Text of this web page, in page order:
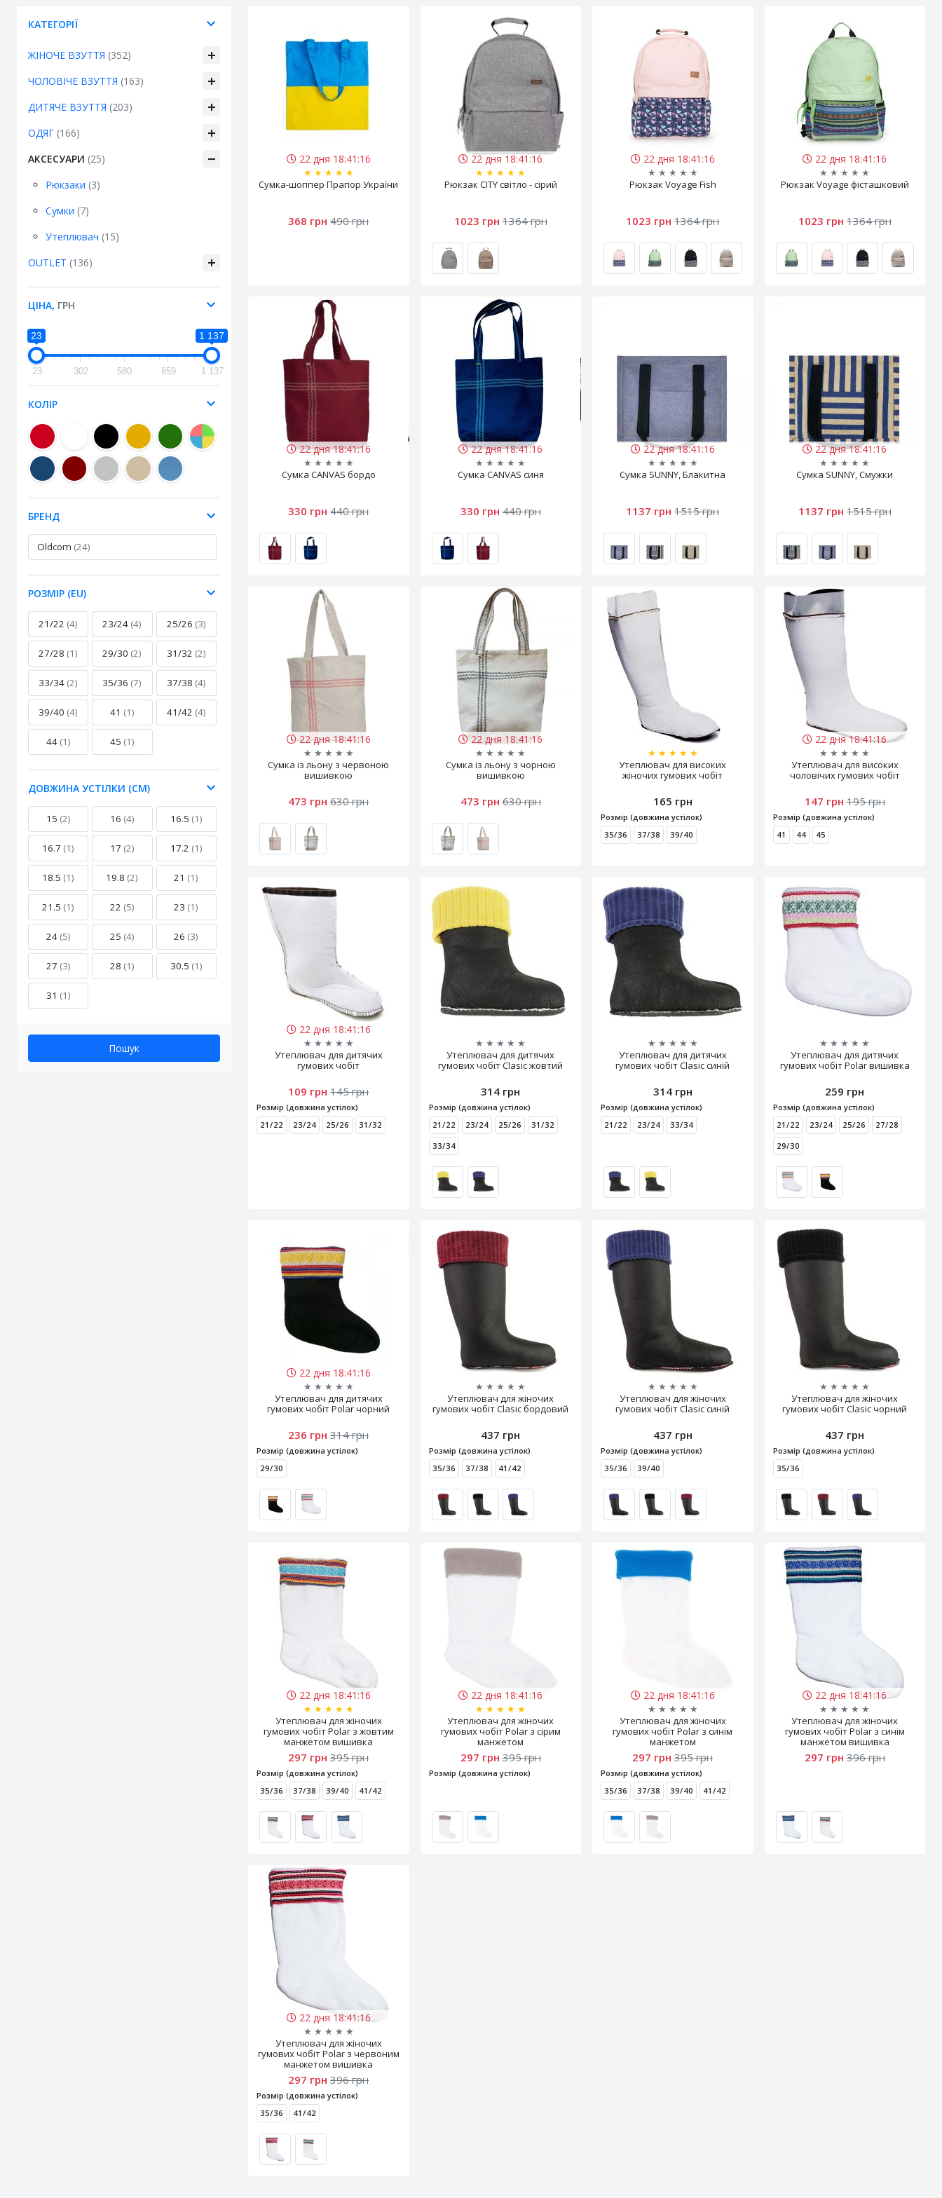
КАТЕГОРІЇ
ЖІНОЧЕ ВЗУТТЯ (352)
ЧОЛОВІЧЕ ВЗУТТЯ (163)
ДИТЯЧЕ ВЗУТТЯ (203)
ОДЯГ (166)
АКСЕСУАРИ (25)
Рюкзаки (3)
Сумки (7)
Утеплювач (15)
OUTLET (136)
ЦІНА, ГРН
23 1 137
23 302 580 859 1 137
КОЛІР
БРЕНД
Oldcom (24)
РОЗМІР (EU)
21/22 (4) 23/24 (4) 25/26 (3)
27/28 (1) 29/30 (2) 31/32 (2)
33/34 (2) 35/36 (7) 37/38 (4)
39/40 (4) 41 (1) 41/42 (4)
44 (1) 45 (1)
ДОВЖИНА УСТІЛКИ (СМ)
15 (2) 16 (4) 16.5 (1)
16.7 (1) 17 (2) 17.2 (1)
18.5 (1) 19.8 (2) 21 (1)
21.5 (1) 22 (5) 23 (1)
24 (5) 25 (4) 26 (3)
27 (3) 28 (1) 30.5 (1)
31 (1)
Пошук
22 дня 18:41:15
★ ★ ★ ★ ★
Cумка-шоппер Прапор України
368 грн 490 грн
22 дня 18:41:15
★ ★ ★ ★ ★
Рюкзак CITY світло - сірий
1023 грн 1364 грн
22 дня 18:41:15
★ ★ ★ ★ ★
Рюкзак Voyage Fish
1023 грн 1364 грн
22 дня 18:41:15
★ ★ ★ ★ ★
Рюкзак Voyage фісташковий
1023 грн 1364 грн
22 дня 18:41:15
★ ★ ★ ★ ★
Сумка CANVAS бордо
330 грн 440 грн
22 дня 18:41:15
★ ★ ★ ★ ★
Сумка CANVAS синя
330 грн 440 грн
22 дня 18:41:15
★ ★ ★ ★ ★
Сумка SUNNY, Блакитна
1137 грн 1515 грн
22 дня 18:41:15
★ ★ ★ ★ ★
Сумка SUNNY, Смужки
1137 грн 1515 грн
22 дня 18:41:15
★ ★ ★ ★ ★
Сумка із льону з червоною
вишивкою
473 грн 630 грн
22 дня 18:41:15
★ ★ ★ ★ ★
Сумка із льону з чорною
вишивкою
473 грн 630 грн
★ ★ ★ ★ ★
Утеплювач для високих
жіночих гумових чобіт
165 грн
Розмір (довжина устілок)
35/36
37/38 39/40
22 дня 18:41:15
★ ★ ★ ★ ★
Утеплювач для високих
чоловічих гумових чобіт
147 грн 195 грн
Розмір (довжина устілок)
41
44 45
22 дня 18:41:15
★ ★ ★ ★ ★
Утеплювач для дитячих
гумових чобіт
109 грн 145 грн
Розмір (довжина устілок)
21/22
23/24 25/26 31/32
★ ★ ★ ★ ★
Утеплювач для дитячих
гумових чобіт Clasic жовтий
314 грн
Розмір (довжина устілок)
21/22
23/24 25/26
31/32
33/34
★ ★ ★ ★ ★
Утеплювач для дитячих
гумових чобіт Clasic синій
314 грн
Розмір (довжина устілок)
21/22
23/24 33/34
★ ★ ★ ★ ★
Утеплювач для дитячих
гумових чобіт Polar вишивка
259 грн
Розмір (довжина устілок)
21/22
23/24 25/26
27/28
29/30
22 дня 18:41:15
★ ★ ★ ★ ★
Утеплювач для дитячих
гумових чобіт Polar чорний
236 грн 314 грн
Розмір (довжина устілок)
29/30
★ ★ ★ ★ ★
Утеплювач для жіночих
гумових чобіт Clasic бордовий
437 грн
Розмір (довжина устілок)
35/36
37/38 41/42
★ ★ ★ ★ ★
Утеплювач для жіночих
гумових чобіт Clasic синій
437 грн
Розмір (довжина устілок)
35/36
39/40
★ ★ ★ ★ ★
Утеплювач для жіночих
гумових чобіт Clasic чорний
437 грн
Розмір (довжина устілок)
35/36
22 дня 18:41:15
★ ★ ★ ★ ★
Утеплювач для жіночих
гумових чобіт Polar з жовтим
манжетом вишивка
297 грн 395 грн
Розмір (довжина устілок)
35/36
37/38 39/40 41/42
22 дня 18:41:15
★ ★ ★ ★ ★
Утеплювач для жіночих
гумових чобіт Polar з сірим
манжетом
297 грн 395 грн
Розмір (довжина устілок)
22 дня 18:41:15
★ ★ ★ ★ ★
Утеплювач для жіночих
гумових чобіт Polar з синім
манжетом
297 грн 395 грн
Розмір (довжина устілок)
35/36
37/38 39/40 41/42
22 дня 18:41:15
★ ★ ★ ★ ★
Утеплювач для жіночих
гумових чобіт Polar з синім
манжетом вишивка
297 грн 396 грн
22 дня 18:41:15
★ ★ ★ ★ ★
Утеплювач для жіночих
гумових чобіт Polar з червоним
манжетом вишивка
297 грн 396 грн
Розмір (довжина устілок)
35/36
41/42